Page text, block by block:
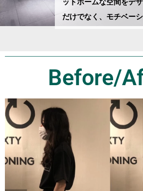
ットホームな空間をデ
だけでなく、モチベー
Before/